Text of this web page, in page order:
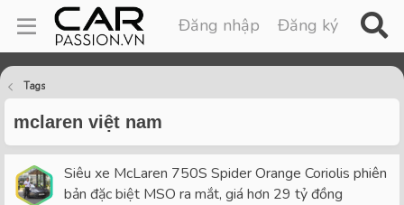
Đăng nhập Đăng ký
Tags
mclaren việt nam
Siêu xe McLaren 750S Spider Orange Coriolis phiên
bản đặc biệt MSO ra mắt, giá hơn 29 tỷ đồng